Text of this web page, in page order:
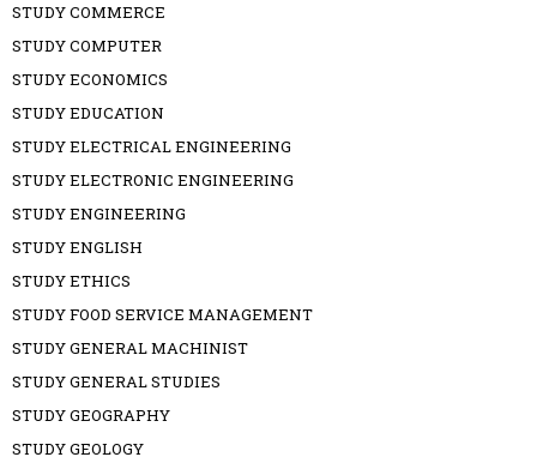
STUDY COMMERCE
STUDY COMPUTER
STUDY ECONOMICS
STUDY EDUCATION
STUDY ELECTRICAL ENGINEERING
STUDY ELECTRONIC ENGINEERING
STUDY ENGINEERING
STUDY ENGLISH
STUDY ETHICS
STUDY FOOD SERVICE MANAGEMENT
STUDY GENERAL MACHINIST
STUDY GENERAL STUDIES
STUDY GEOGRAPHY
STUDY GEOLOGY